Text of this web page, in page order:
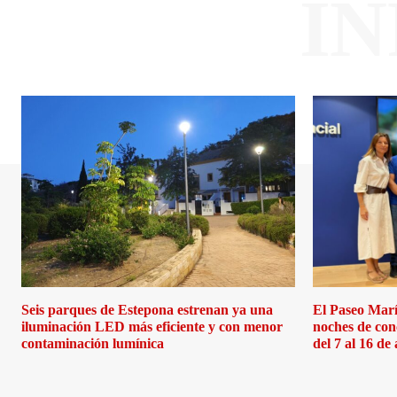
Seis parques de Estepona estrenan ya una
iluminación LED más eficiente y con menor
contaminación lumínica
El Paseo
noches de
del 7 al 16 de